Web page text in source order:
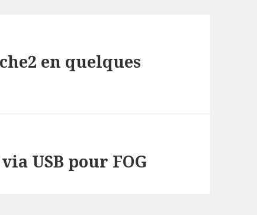
en quelques
USB pour FOG